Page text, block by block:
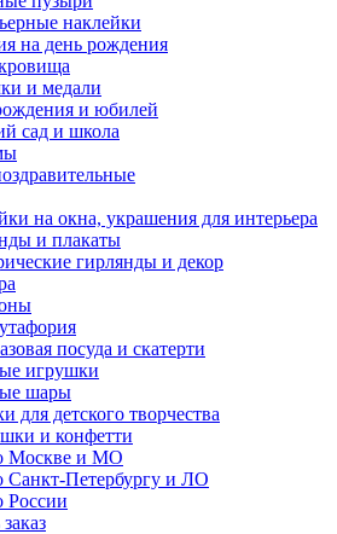
наклейки
на день рождения
и медали
и юбилей
сад и школа
на окна, украшения для интерьера
и плакаты
гирлянды и декор
посуда и скатерти
игрушки
шары
для детского творчества
и конфетти
Москве и МО
Санкт-Петербургу и ЛО
России